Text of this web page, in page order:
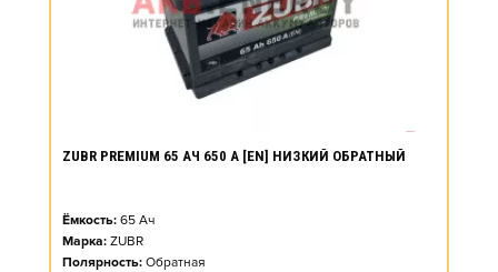
ZUBR PREMIUM 65 АЧ 650 А [EN] НИЗКИЙ ОБРАТНЫЙ
Ёмкость: 65 Ач
Марка: ZUBR
Полярность: Обратная